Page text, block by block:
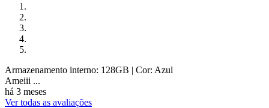
Armazenamento interno: 128GB | Cor: Azul
Ameiii ...
há 3 meses
Ver todas as avaliações